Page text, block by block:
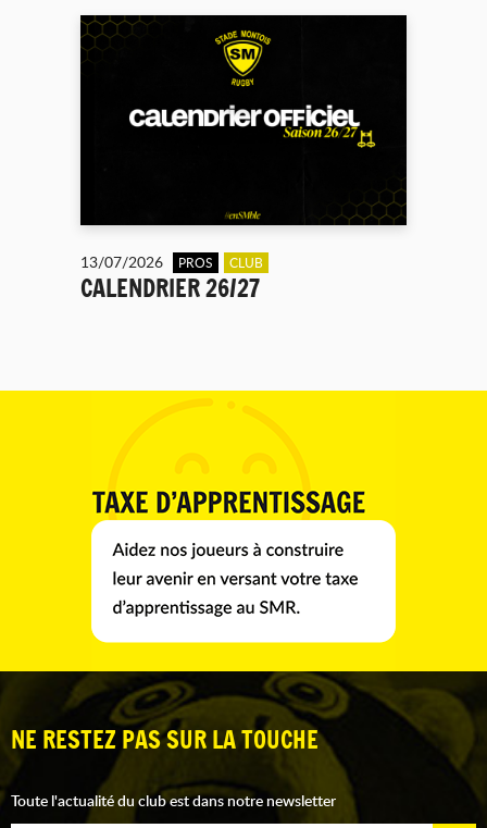
13/07/2026 PROS CLUB
CALENDRIER 26/27
NE RESTEZ PAS SUR LA TOUCHE
Toute l'actualité du club est dans notre newsletter